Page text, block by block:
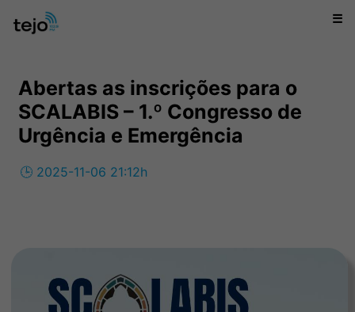
☰
Abertas as inscrições para o
SCALABIS – 1.º Congresso de
Urgência e Emergência
🕒 2025-11-06 21:12h